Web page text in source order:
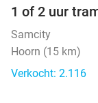
1 of 2 uur
Samcity
Hoorn (15 km)
Verkocht: 2.116